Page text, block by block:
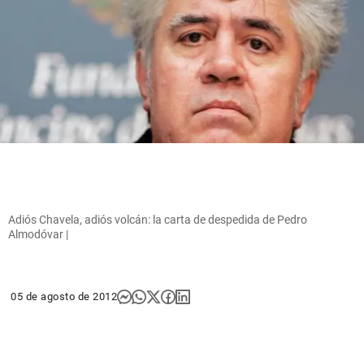
Adiós Chavela, adiós volcán: la carta de despedida de Pedro
Almodóvar |
05 de agosto de 2012